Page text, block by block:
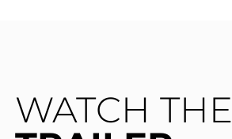
WATCH THE